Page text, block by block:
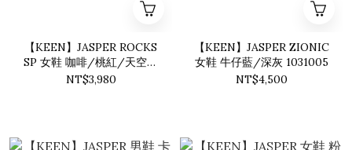
【KEEN】JASPER ROCKS
SP 女鞋 咖啡/桃紅/天空藍
1032171
NT$3,980
【KEEN】JASPER ZIONIC
女鞋 牛仔藍/深灰 1031005
NT$4,500